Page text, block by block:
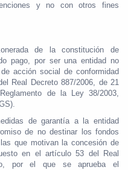
y no con otros fines
de la constitución de
pago, por ser una entidad no
acción social de conformidad
Real Decreto 887/2006, de 21
de la Ley 38/2003,
de garantía a la entidad
de no destinar los fondos
que motivan la concesión de
en el artículo 53 del Real
por el que se aprueba el